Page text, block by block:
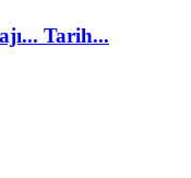
Tarih...